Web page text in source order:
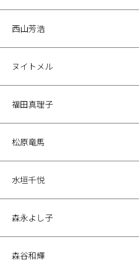
西山芳浩
ヌイトメル
福田真理子
松原竜馬
水垣千悦
森永よし子
森谷和輝